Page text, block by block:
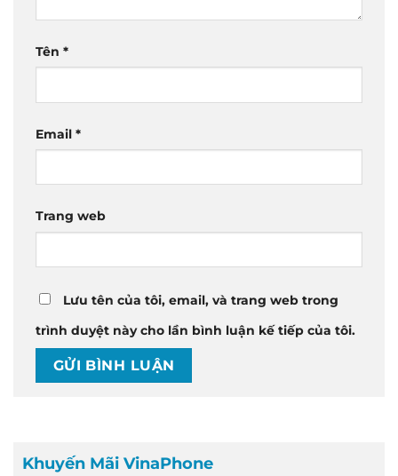
Tên *
Email *
Trang web
Lưu tên của tôi, email, và trang web trong
trình duyệt này cho lần bình luận kế tiếp của tôi.
Khuyến Mãi VinaPhone